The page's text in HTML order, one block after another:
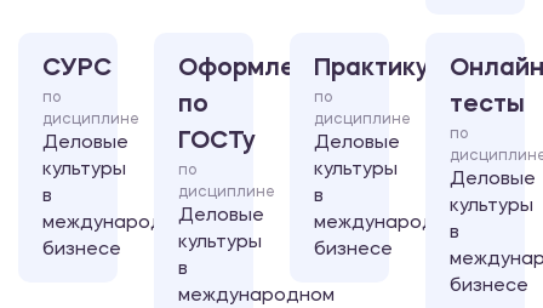
СУРС
по
дисциплине
Деловые
культуры
в
международном
бизнесе
Оформление
по
ГОСТу
по
дисциплине
Деловые
культуры
в
международном
Практикум
по
дисциплине
Деловые
культуры
в
международном
бизнесе
тесты
по
Деловые
культуры
в
бизнесе